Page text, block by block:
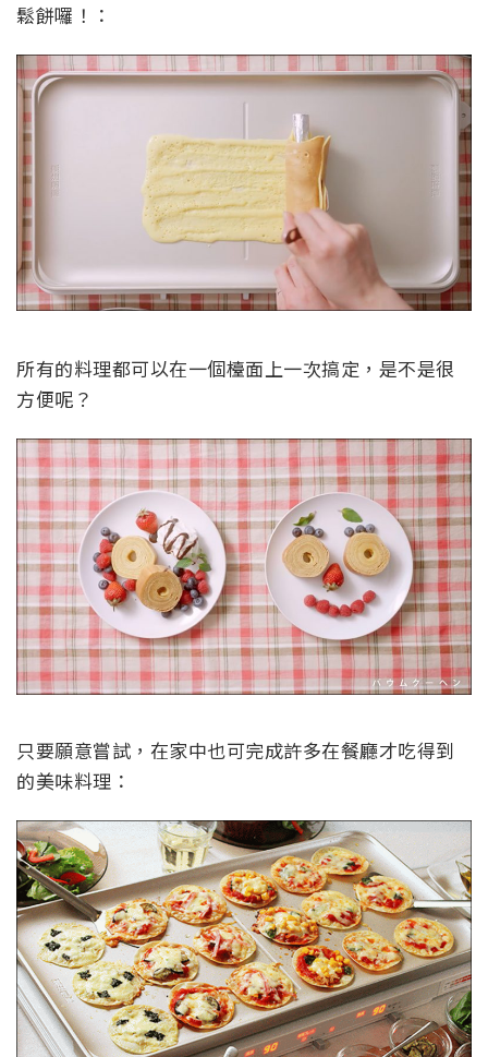
鬆餅囉！：
所有的料理都可以在一個檯面上一次搞定，是不是很
方便呢？
只要願意嘗試，在家中也可完成許多在餐廳才吃得到
的美味料理：